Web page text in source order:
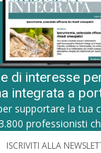
di interesse
integrata a
supportare la tua
professionisti
ISCRIVITI ALLA